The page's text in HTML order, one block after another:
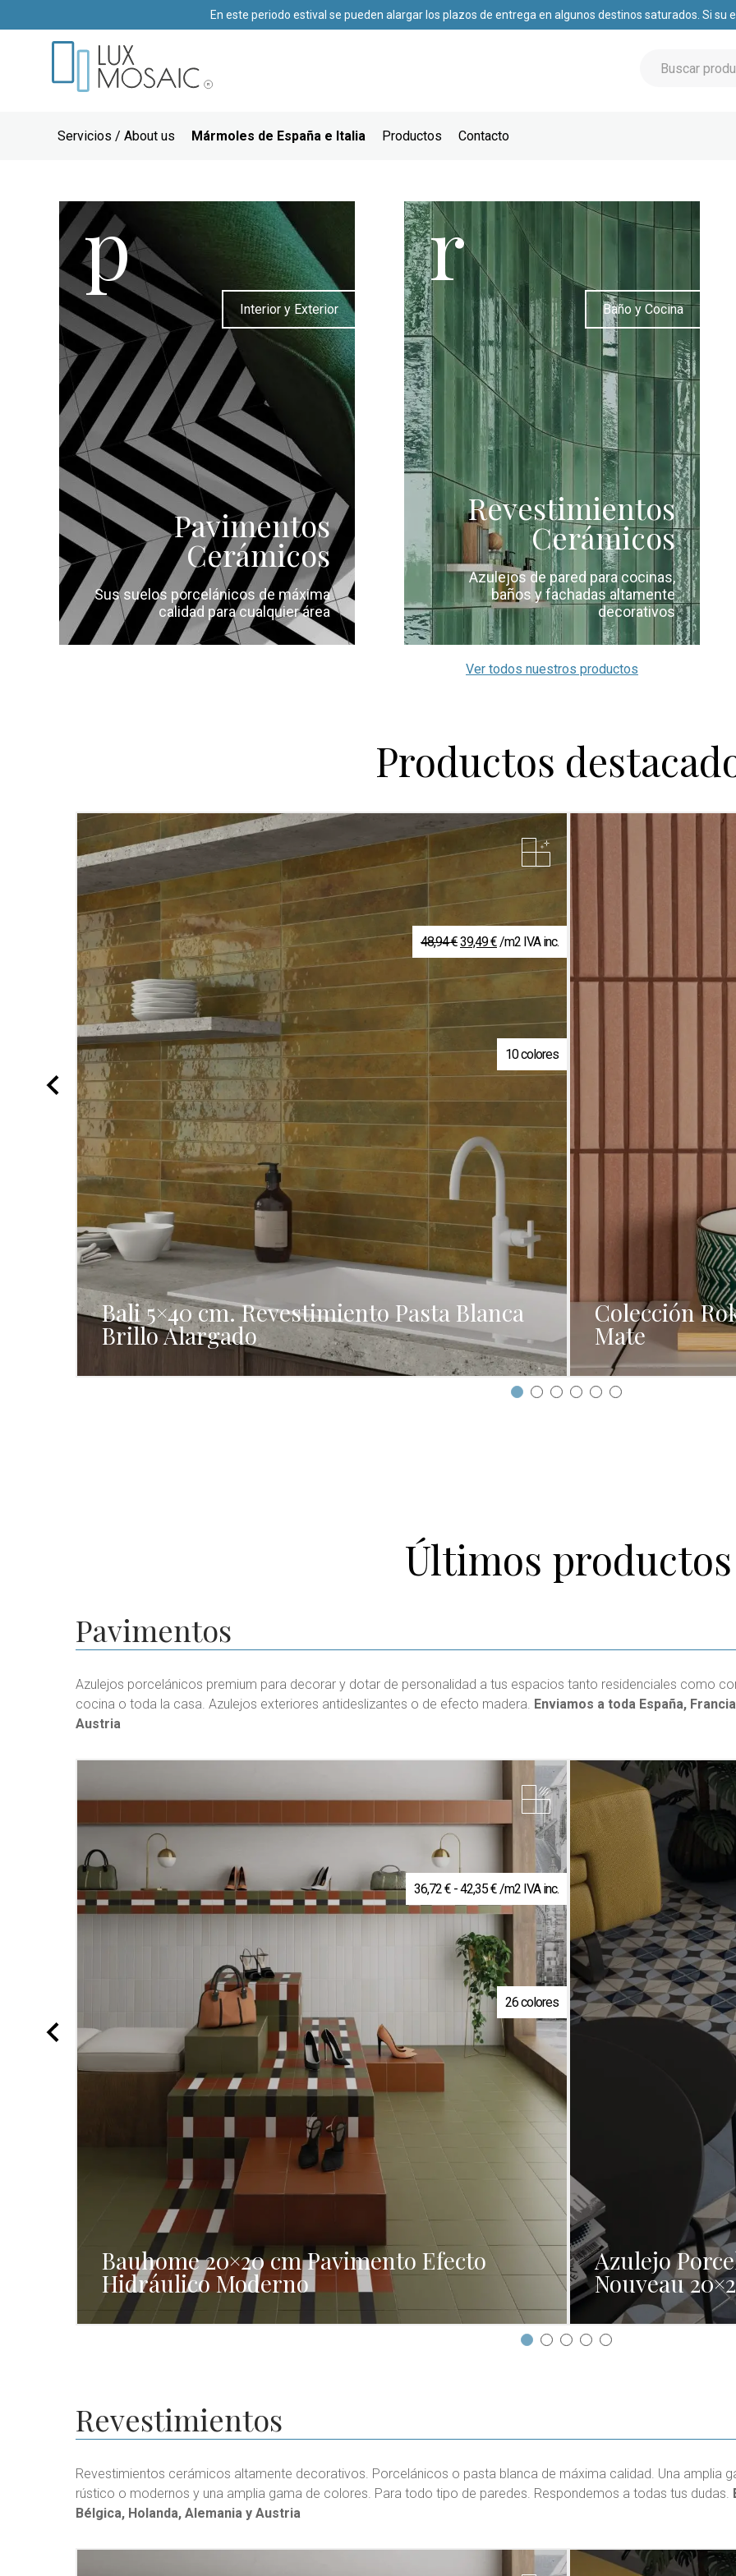
En este periodo estival se pueden alargar los plazos de entrega en algunos destinos saturados. Si su
Servicios / About us Mármoles de España e Italia Productos Contacto
p
Interior y Exterior
Pavimentos
Cerámicos
Sus suelos porcelánicos de máxima
calidad para cualquier área
r
Baño y Cocina
Revestimientos
Cerámicos
Azulejos de pared para cocinas,
baños y fachadas altamente
decorativos
Ver todos nuestros productos
Productos
48,94€El
precio
original
48,94 €.
39,49€El
precio
actual
39,49 €.
/m2 IVA inc.
10 colores
Bali 5×40 cm. Revestimiento Pasta Blanca
Brillo Alargado
Colección
Mate
Últimos productos
Pavimentos
Azulejos porcelánicos premium para decorar y dotar de personalidad a tus espacios tanto residenciales como
cocina o toda la casa. Azulejos exteriores antideslizantes o de efecto madera. Enviamos a toda España,
Austria
36,72€ -42,35€Rango
de
precios:
desde
36,72 €
hasta
42,35 €
/m2 IVA inc.
26 colores
Bauhome 20×20 cm Pavimento Efecto
Hidráulico Moderno
Azulejo
Nouveau
Revestimientos
Revestimientos cerámicos altamente decorativos. Porcelánicos o pasta blanca de máxima calidad. Una amplia
rústico o modernos y una amplia gama de colores. Para todo tipo de paredes. Respondemos a todas tus dudas.
Bélgica, Holanda, Alemania y Austria